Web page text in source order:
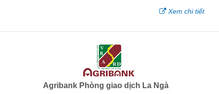
Xem chi tiết
Agribank Phòng giao dịch La Ngà